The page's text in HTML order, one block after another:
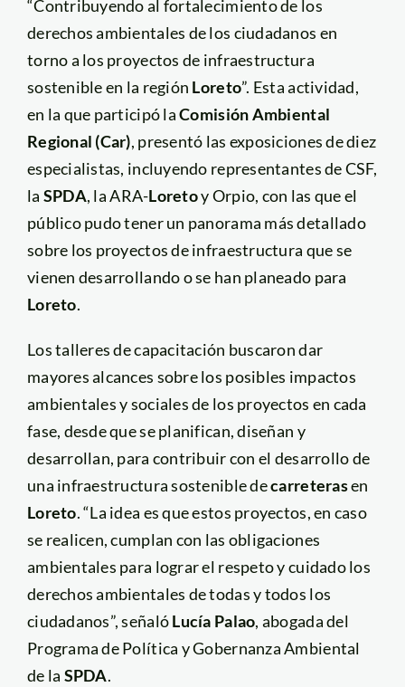
“Contribuyendo al fortalecimiento de los
derechos ambientales de los ciudadanos en
torno a los proyectos de infraestructura
sostenible en la región Loreto”. Esta actividad,
en la que participó laComisión Ambiental
Regional (Car), presentó las exposiciones de diez
especialistas, incluyendo representantes de CSF,
la SPDA, la ARA-Loretoy Orpio, con las que el
público pudo tener un panorama más detallado
sobre los proyectos de infraestructura que se
vienen desarrollando o se han planeado para
Loreto.
Los talleres de capacitación buscaron dar
mayores alcances sobre los posibles impactos
ambientales y sociales de los proyectos en cada
fase, desde que se planifican, diseñan y
desarrollan, para contribuir con el desarrollo de
una infraestructura sostenible decarreterasen
Loreto. “La idea es que estos proyectos, en caso
se realicen, cumplan con las obligaciones
ambientales para lograr el respeto y cuidado los
derechos ambientales de todas y todos los
ciudadanos”, señalóLucía Palao, abogada del
Programa de Política y Gobernanza Ambiental
de la SPDA.